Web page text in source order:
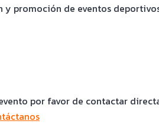
y promoción de eventos
por favor de contactar